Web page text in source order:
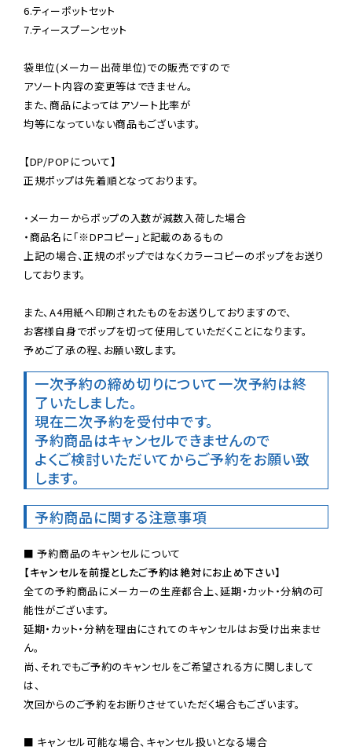
6.ティーポットセット
7.ティースプーンセット
袋単位(メーカー出荷単位)での販売ですので
アソート内容の変更等はできません。
また、商品によってはアソート比率が
均等になっていない商品もございます。
【DP/POPについて】
正規ポップは先着順となっております。
・メーカーからポップの入数が減数入荷した場合
・商品名に「※DPコピー」と記載のあるもの
上記の場合、正規のポップではなくカラーコピーのポップをお送り
しております。
また、A4用紙へ印刷されたものをお送りしておりますので、
お客様自身でポップを切って使用していただくことになります。
予めご了承の程、お願い致します。
一次予約の締め切りについて一次予約は終
了いたしました。
現在二次予約を受付中です。
予約商品はキャンセルできませんので
よくご検討いただいてからご予約をお願い致
します。
予約商品に関する注意事項
【キャンセルを前提としたご予約は絶対にお止め下さい】
全ての予約商品にメーカーの生産都合上、延期・カット・分納の可
能性がございます。
延期・カット・分納を理由にされてのキャンセルはお受け出来ませ
ん。
尚、それでもご予約のキャンセルをご希望される方に関しまして
は、
次回からのご予約をお断りさせていただく場合もございます。
■ キャンセル可能な場合、キャンセル扱いとなる場合